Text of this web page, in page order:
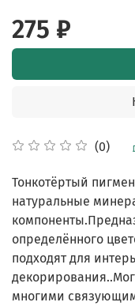
(0)
275 ₽
Тонкотёртый
натуральные
определённого
подходят для
многими